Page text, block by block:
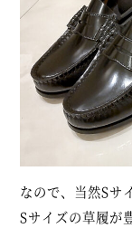
なので、当然Sサ
Sサイズの草履が